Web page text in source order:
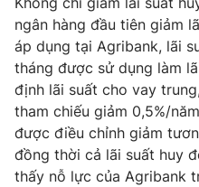
VTV Money
VTV Sức khoẻ
Thị trường 24h
VTV4
ngân hàng đầu tiên giảm
áp dụng tại Agribank, lãi
tháng được sử dụng làm
định lãi suất cho vay
tham chiếu giảm 0,5%/
được điều chỉnh giảm
đồng thời cả lãi suất huy
thấy nỗ lực của Agribank